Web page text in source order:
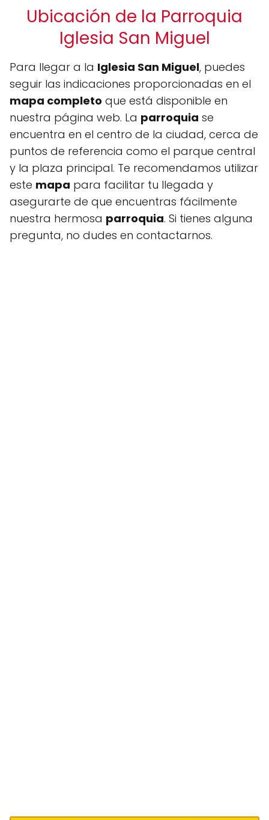
Ubicación de la Parroquia
Iglesia San Miguel
Para llegar a la Iglesia San Miguel, puedes
seguir las indicaciones proporcionadas en el
mapa completo que está disponible en
nuestra página web. La parroquia se
encuentra en el centro de la ciudad, cerca de
puntos de referencia como el parque central
y la plaza principal. Te recomendamos utilizar
este mapa para facilitar tu llegada y
asegurarte de que encuentras fácilmente
nuestra hermosa parroquia. Si tienes alguna
pregunta, no dudes en contactarnos.